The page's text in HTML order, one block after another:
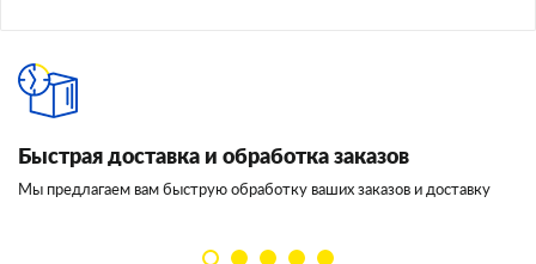
Быстрая доставка и обработка заказов
Мы предлагаем вам быструю обработку ваших заказов и доставку